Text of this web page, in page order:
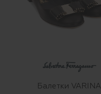
Балетки VARINA